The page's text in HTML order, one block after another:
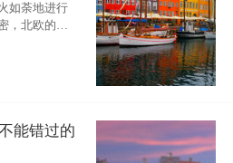
如荼地进行
，北欧的一
能错过的